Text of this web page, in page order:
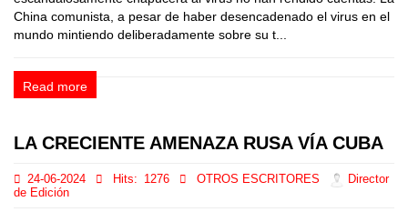
China comunista, a pesar de haber desencadenado el virus en el
mundo mintiendo deliberadamente sobre su t...
Read more
LA CRECIENTE AMENAZA RUSA VÍA CUBA
24-06-2024 Hits: 1276 OTROS ESCRITORES
Director
de Edición